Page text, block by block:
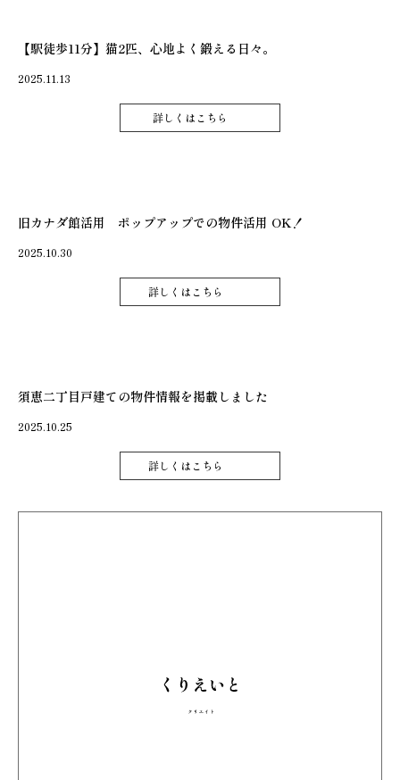
【駅徒歩11分】猫2匹、心地よく鍛える日々。
2025.11.13
詳しくはこちら
旧カナダ館活用 ポップアップでの物件活用 OK！
2025.10.30
詳しくはこちら
須恵二丁目戸建ての物件情報を掲載しました
2025.10.25
詳しくはこちら